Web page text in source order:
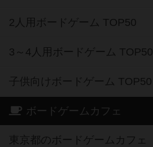
2人用ボードゲーム TOP50
3～4人用ボードゲーム TOP50
子供向けボードゲーム TOP50
ボードゲームカフェ
東京都のボードゲームカフェ